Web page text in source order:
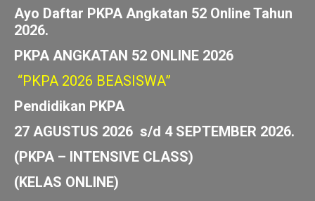
Universitas Esa Unggul
Organized By : FHP LAW SCHOOL
Ayo Daftar PKPA Angkatan 52 Online Tahun
2026.
PKPA ANGKATAN 52 ONLINE 2026
“PKPA 2026 BEASISWA”
Pendidikan PKPA
27 AGUSTUS 2026 s/d 4 SEPTEMBER 2026.